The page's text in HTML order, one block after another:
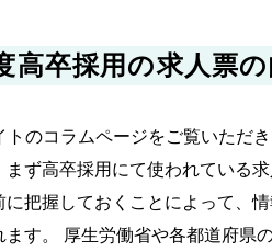
高卒採用の求人票
トのコラムページをご覧いただ
ず高卒採用にて使われている
に把握しておくことによって、
ます。 厚生労働省や各都道府県